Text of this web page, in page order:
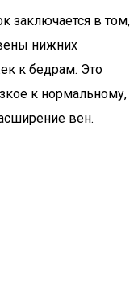
заключается в том,
нижних
к бедрам. Это
к нормальному,
вен.